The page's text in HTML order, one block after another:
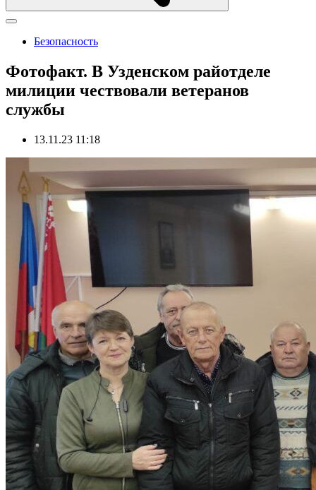
Безопасность
Фотофакт. В Узденском райотделе
милиции чествовали ветеранов
службы
13.11.23 11:18